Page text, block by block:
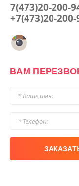
7(473)20-200-
+7(473)20-200-
ВАМ